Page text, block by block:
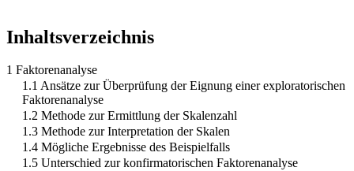
Inhaltsverzeichnis
1 Faktorenanalyse
1.1 Ansätze zur Überprüfung der Eignung einer exploratorischen
Faktorenanalyse
1.2 Methode zur Ermittlung der Skalenzahl
1.3 Methode zur Interpretation der Skalen
1.4 Mögliche Ergebnisse des Beispielfalls
1.5 Unterschied zur konfirmatorischen Faktorenanalyse